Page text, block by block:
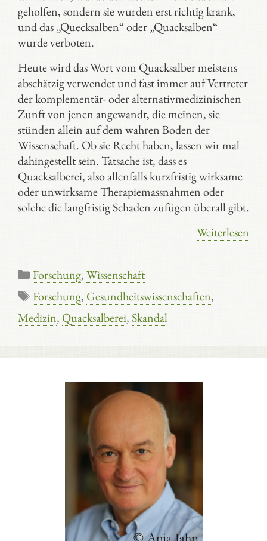
geholfen, sondern sie wurden erst richtig krank,
und das „Quecksalben“ oder „Quacksalben“
wurde verboten.
Heute wird das Wort vom Quacksalber meistens
abschätzig verwendet und fast immer auf Vertreter
der komplementär- oder alternativmedizinischen
Zunft von jenen angewandt, die meinen, sie
stünden allein auf dem wahren Boden der
Wissenschaft. Ob sie Recht haben, lassen wir mal
dahingestellt sein. Tatsache ist, dass es
Quacksalberei, also allenfalls kurzfristig wirksame
oder unwirksame Therapiemassnahmen oder
solche die langfristig Schaden zufügen überall gibt.
Weiterlesen
Kategorien
Forschung,Wissenschaft
Schlagwörter
Forschung, Gesundheitswissenschaften,
Medizin, Quacksalberei,Skandal